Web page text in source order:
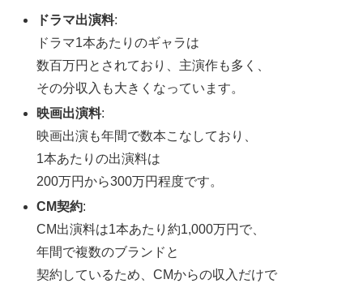
ドラマ出演料:
ドラマ1本あたりのギャラは
数百万円とされており、主演作も多く、
その分収入も大きくなっています。
映画出演料:
映画出演も年間で数本こなしており、
1本あたりの出演料は
200万円から300万円程度です。
CM契約:
CM出演料は1本あたり約1,000万円で、
年間で複数のブランドと
契約しているため、CMからの収入だけで